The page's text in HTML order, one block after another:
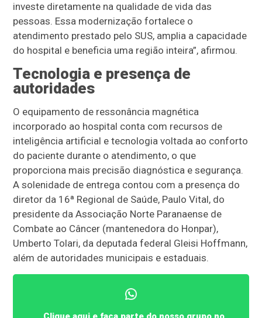
investe diretamente na qualidade de vida das
pessoas. Essa modernização fortalece o
atendimento prestado pelo SUS, amplia a capacidade
do hospital e beneficia uma região inteira”, afirmou.
Tecnologia e presença de
autoridades
O equipamento de ressonância magnética
incorporado ao hospital conta com recursos de
inteligência artificial e tecnologia voltada ao conforto
do paciente durante o atendimento, o que
proporciona mais precisão diagnóstica e segurança.
A solenidade de entrega contou com a presença do
diretor da 16ª Regional de Saúde, Paulo Vital, do
presidente da Associação Norte Paranaense de
Combate ao Câncer (mantenedora do Honpar),
Umberto Tolari, da deputada federal Gleisi Hoffmann,
além de autoridades municipais e estaduais.